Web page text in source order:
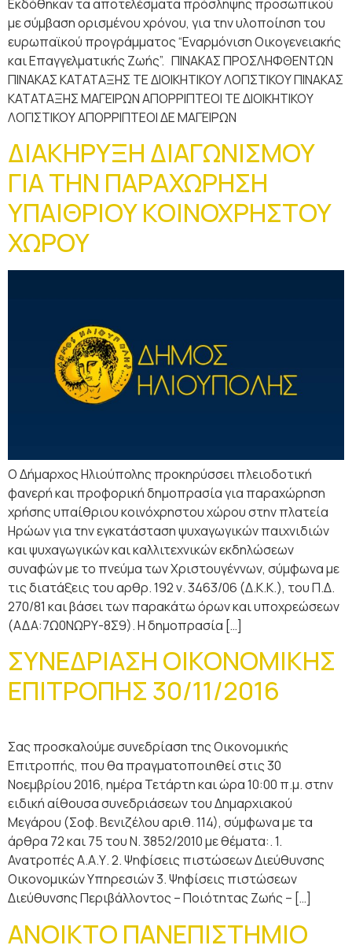
Εκδόθηκαν τα αποτελέσματα πρόσληψης προσωπικού
με σύμβαση ορισμένου χρόνου, για την υλοποίηση του
ευρωπαϊκού προγράμματος “Εναρμόνιση Οικογενειακής
και Επαγγελματικής Ζωής”. ΠΙΝΑΚΑΣ ΠΡΟΣΛΗΦΘΕΝΤΩΝ
ΠΙΝΑΚΑΣ ΚΑΤΑΤΑΞΗΣ ΤΕ ΔΙΟΙΚΗΤΙΚΟΥ ΛΟΓΙΣΤΙΚΟΥ ΠΙΝΑΚΑΣ
ΚΑΤΑΤΑΞΗΣ ΜΑΓΕΙΡΩΝ ΑΠΟΡΡΙΠΤΕΟΙ ΤΕ ΔΙΟΙΚΗΤΙΚΟΥ
ΛΟΓΙΣΤΙΚΟΥ ΑΠΟΡΡΙΠΤΕΟΙ ΔΕ ΜΑΓΕΙΡΩΝ
ΔΙΑΚΗΡΥΞΗ ΔΙΑΓΩΝΙΣΜΟΥ
ΓΙΑ ΤΗΝ ΠΑΡΑΧΩΡΗΣΗ
ΥΠΑΙΘΡΙΟΥ ΚΟΙΝΟΧΡΗΣΤΟΥ
ΧΩΡΟΥ
Ο Δήμαρχος Ηλιούπολης προκηρύσσει πλειοδοτική
φανερή και προφορική δημοπρασία για παραχώρηση
χρήσης υπαίθριου κοινόχρηστου χώρου στην πλατεία
Ηρώων για την εγκατάσταση ψυχαγωγικών παιχνιδιών
και ψυχαγωγικών και καλλιτεχνικών εκδηλώσεων
συναφών με το πνεύμα των Χριστουγέννων, σύμφωνα με
τις διατάξεις του αρθρ. 192 ν. 3463/06 (Δ.Κ.Κ.), του Π.Δ.
270/81 και βάσει των παρακάτω όρων και υποχρεώσεων
(ΑΔΑ:7Ω0ΝΩΡΥ-8Σ9). Η δημοπρασία […]
ΣΥΝΕΔΡΙΑΣΗ ΟΙΚΟΝΟΜΙΚΗΣ
ΕΠΙΤΡΟΠΗΣ 30/11/2016
Σας προσκαλούμε συνεδρίαση της Οικονομικής
Επιτροπής, που θα πραγματοποιηθεί στις 30
Νοεμβρίου 2016, ημέρα Τετάρτη και ώρα 10:00 π.μ. στην
ειδική αίθουσα συνεδριάσεων του Δημαρχιακού
Μεγάρου (Σοφ. Βενιζέλου αριθ. 114), σύμφωνα με τα
άρθρα 72 και 75 του Ν. 3852/2010 με θέματα:. 1.
Ανατροπές Α.Α.Υ. 2. Ψηφίσεις πιστώσεων Διεύθυνσης
Οικονομικών Υπηρεσιών 3. Ψηφίσεις πιστώσεων
Διεύθυνσης Περιβάλλοντος – Ποιότητας Ζωής – […]
ΑΝΟΙΚΤΟ ΠΑΝΕΠΙΣΤΗΜΙΟ